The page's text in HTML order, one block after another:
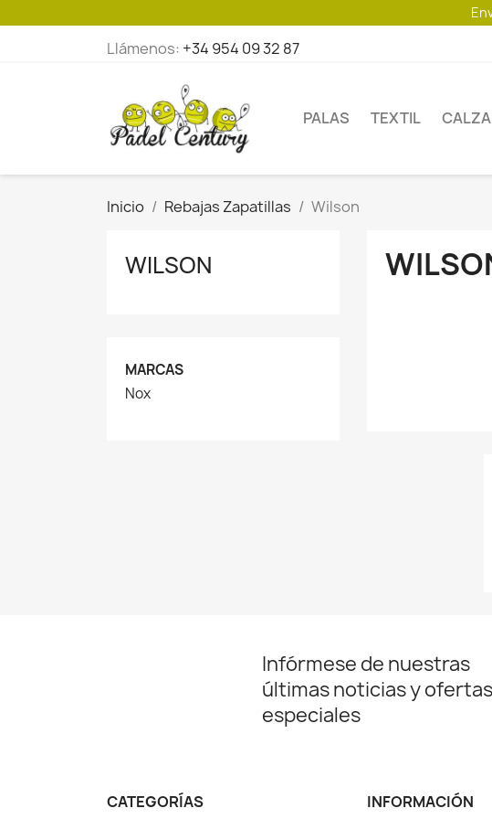
Llámenos: +34 954 09 32 87
PALAS TEXTIL
Inicio Rebajas Zapatillas Wilson
WILSON
MARCAS
Nox
Infórmese de nuestras
últimas noticias y ofertas
especiales
CATEGORÍAS INFORMACIÓN